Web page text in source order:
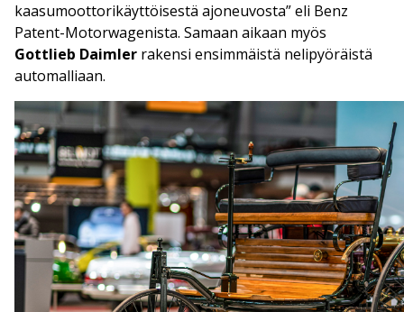
kaasumoottorikäyttöisestä ajoneuvosta” eli Benz
Patent-Motorwagenista. Samaan aikaan myös
Gottlieb Daimler rakensi ensimmäistä nelipyöräistä
automalliaan.